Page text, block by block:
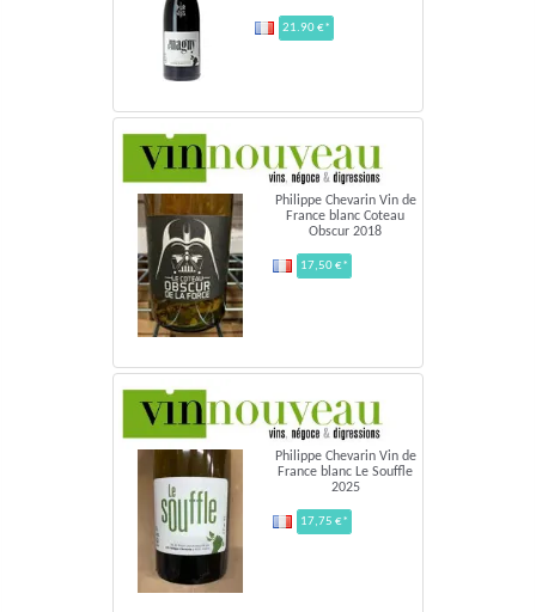
21.90 €*
Philippe Chevarin Vin de
France blanc Coteau
Obscur 2018
17,50 €*
Philippe Chevarin Vin de
France blanc Le Souffle
2025
17,75 €*